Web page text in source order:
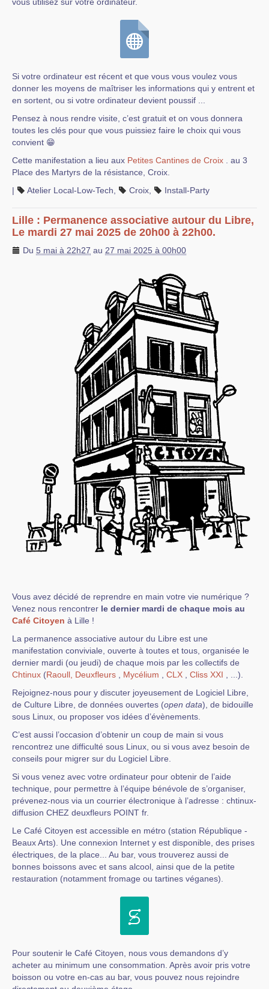
Si votre ordinateur est récent et que vous vous voulez vous
donner les moyens de maîtriser les informations qui y entrent et
en sortent, ou si votre ordinateur devient poussif ...
Pensez à nous rendre visite, c’est gratuit et on vous donnera
toutes les clés pour que vous puissiez faire le choix qui vous
convient 😁
Cette manifestation a lieu aux Petites Cantines de Croix . au 3
Place des Martyrs de la résistance, Croix.
|
Atelier Local-Low-Tech Croix Install-Party
Lille : Permanence associative autour du Libre,
Le mardi 27 mai 2025 de 20h00 à 22h00.
Du 5 mai à 22h27 au 27 mai 2025 à 00h00
Vous avez décidé de reprendre en main votre vie numérique ?
Venez nous rencontrer le dernier mardi de chaque mois au
Café Citoyen à Lille !
La permanence associative autour du Libre est une
manifestation conviviale, ouverte à toutes et tous, organisée le
dernier mardi (ou jeudi) de chaque mois par les collectifs de
Chtinux (Raoull, Deuxfleurs Mycélium CLX Cliss XXI , ...).
Rejoignez-nous pour y discuter joyeusement de Logiciel Libre,
de Culture Libre, de données ouvertes (open data), de bidouille
sous Linux, ou proposer vos idées d’évènements.
C’est aussi l’occasion d’obtenir un coup de main si vous
rencontrez une difficulté sous Linux, ou si vous avez besoin de
conseils pour migrer sur du Logiciel Libre.
Si vous venez avec votre ordinateur pour obtenir de l’aide
technique, pour permettre à l’équipe bénévole de s’organiser,
prévenez-nous via un courrier électronique à l’adresse : chtinux-
diffusion CHEZ deuxfleurs POINT fr.
Le Café Citoyen est accessible en métro (station République -
Beaux Arts). Une connexion Internet y est disponible, des prises
électriques, de la place... Au bar, vous trouverez aussi de
bonnes boissons avec et sans alcool, ainsi que de la petite
restauration (notamment fromage ou tartines véganes).
Pour soutenir le Café Citoyen, nous vous demandons d’y
acheter au minimum une consommation. Après avoir pris votre
boisson ou votre en-cas au bar, vous pouvez nous rejoindre